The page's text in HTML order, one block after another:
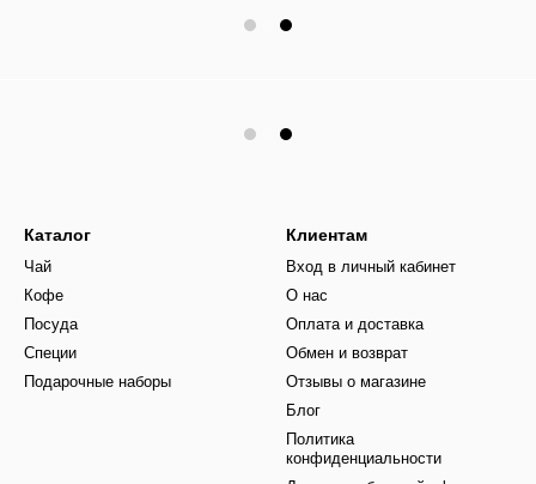
Каталог
Чай
Кофе
Посуда
Специи
Подарочные наборы
Клиентам
Вход в личный кабинет
О нас
Оплата и доставка
Обмен и возврат
Отзывы о магазине
Блог
Политика
конфиденциальности